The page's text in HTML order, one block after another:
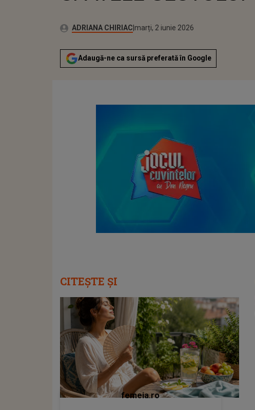
Autor:ADRIANA CHIRIACPublicat:
marți, 2 iunie 2026
Actualizat:
marți, 2 iunie 2026
Adaugă-ne ca sursă preferată în Google
CITEȘTE ȘI
femeia.ro